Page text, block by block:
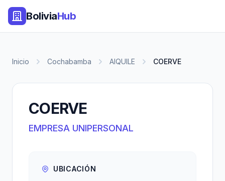
BoliviaHub
Inicio Cochabamba AIQUILE COERVE
COERVE
EMPRESA UNIPERSONAL
UBICACIÓN